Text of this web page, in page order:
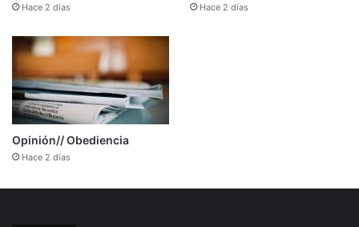
Hace 2 días Hace 2 días
Opinión// Obediencia
Hace 2 días